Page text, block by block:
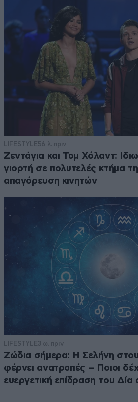
LIFESTYLE56 λ. πριν
Ζεντάγια και Τομ Χόλαντ:
γιορτή σε πολυτελές κτήμα
απαγόρευση κινητών
LIFESTYLE3 ω. πριν
Ζώδια σήμερα: Η Σελήνη
φέρνει ανατροπές – Ποιοι
ευεργετική επίδραση του